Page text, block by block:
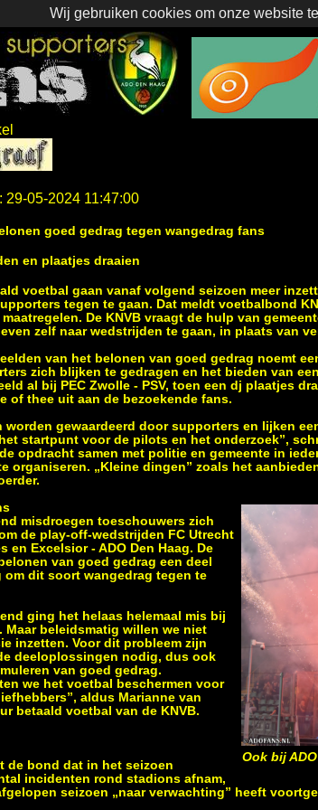
Wij gebruiken cookies om onze website
29-05-2024 11:47:00
goed gedrag tegen wangedrag fans
en plaatjes draaien
voetbal gaan vanaf volgend seizoen meer
tegen te gaan. Dat meldt voetbalbond
De KNVB vraagt de hulp van
zelf naar wedstrijden te gaan, in plaats van
van het belonen van goed gedrag noemt
zich blijken te gedragen en het bieden van
al bij PEC Zwolle - PSV, toen een dj plaatjes
of thee uit aan de bezoekende fans.
worden gewaardeerd door supporters en lijken
startpunt voor de pilots en het onderzoek”,
opdracht samen met politie en gemeente in
organiseren. „Kleine dingen” zoals het
Ook bij
misdroegen toeschouwers zich
de play-off-wedstrijden FC Utrecht
en Excelsior - ADO Den Haag. De
van goed gedrag een deel
dit soort wangedrag tegen te
ging het helaas helemaal mis bij
Maar beleidsmatig willen we niet
inzetten. Voor dit probleem zijn
deeloplossingen nodig, dus ook
van goed gedrag.
we het voetbal beschermen voor
aldus Marianne van
betaald voetbal van de KNVB.
de bond dat in het seizoen
incidenten rond stadions afnam,
seizoen „naar verwachting” heeft